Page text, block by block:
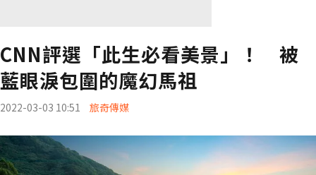
CNN評選「此生必看美景」！ 被
藍眼淚包圍的魔幻馬祖
2022-03-03 10:51 旅奇傳媒